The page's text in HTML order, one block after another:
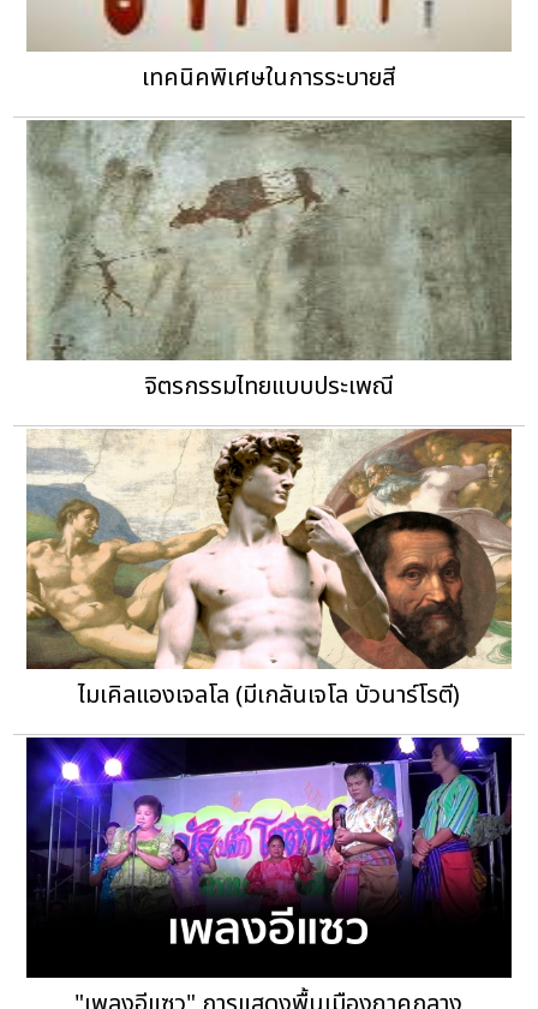
เทคนิคพิเศษในการระบายสี
จิตรกรรมไทยแบบประเพณี
ไมเคิลแองเจลโล (มีเกลันเจโล บัวนาร์โรตี)